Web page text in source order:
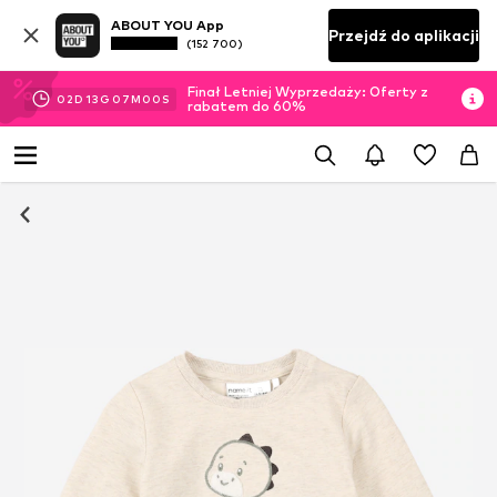
ABOUT YOU App
(152 700) Przejdź do aplikacji
02D 13 G 06M 59S
Finał Letniej Wyprzedaży: Oferty z
rabatem do 60%